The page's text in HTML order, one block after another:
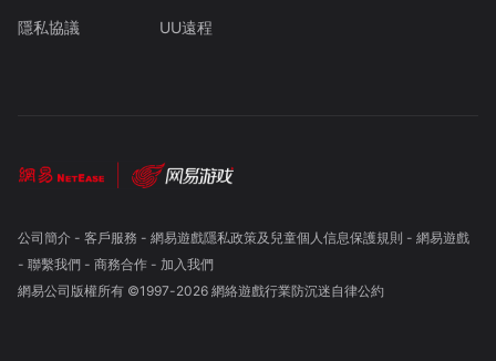
隱私協議 UU遠程
公司簡介- 客戶服務 - 網易遊戲隱私政策及兒童個人信息保護規則 - 網易遊戲
- 聯繫我們- 商務合作- 加入我們
網易公司版權所有 ©1997-2026 網絡遊戲行業防沉迷自律公約